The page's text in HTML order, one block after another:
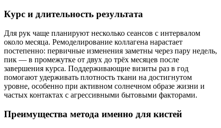
Курс и длительность результата
Для рук чаще планируют несколько сеансов с интервалом
около месяца. Ремоделирование коллагена нарастает
постепенно: первичные изменения заметны через пару недель,
пик — в промежутке от двух до трёх месяцев после
завершения курса. Поддерживающие визиты раз в год
помогают удерживать плотность ткани на достигнутом
уровне, особенно при активном солнечном образе жизни и
частых контактах с агрессивными бытовыми факторами.
Преимущества метода именно для кистей